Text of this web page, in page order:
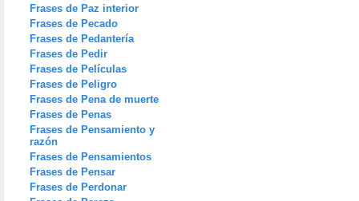
Frases de Paz interior
Frases de Pecado
Frases de Pedantería
Frases de Pedir
Frases de Películas
Frases de Peligro
Frases de Pena de muerte
Frases de Penas
Frases de Pensamiento y
razón
Frases de Pensamientos
Frases de Pensar
Frases de Perdonar